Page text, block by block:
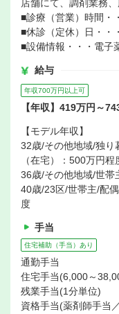
店舗にて、調剤業務
■診療（営業）時間・
■休診（定休）日・・
■設備情報・・・電子
給与
年収700万円以上可
【年収】419万円～
【モデル年収】
32歳/その他地域/独り
（在宅）：500万円程
36歳/その他地域/世帯
40歳/23区/世帯主/配
度
手当
住宅補助（手当）あり
通勤手当
住宅手当(6,000～
残業手当(1分単位)
資格手当(薬剤師手当